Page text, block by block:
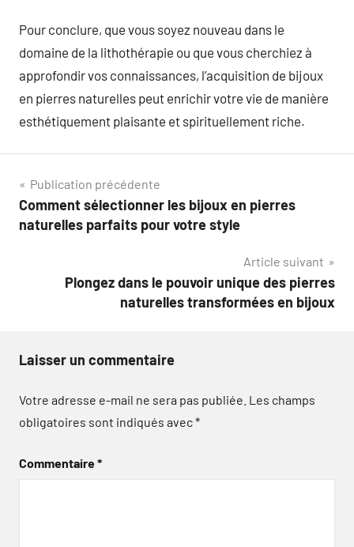
Pour conclure, que vous soyez nouveau dans le
domaine de la lithothérapie ou que vous cherchiez à
approfondir vos connaissances, l’acquisition de bijoux
en pierres naturelles peut enrichir votre vie de manière
esthétiquement plaisante et spirituellement riche.
Navigation
de
Publication précédente
Comment sélectionner les bijoux en pierres
naturelles parfaits pour votre style
Article suivant
Plongez dans le pouvoir unique des pierres
naturelles transformées en bijoux
Laisser un commentaire
Votre adresse e-mail ne sera pas publiée. Les champs
obligatoires sont indiqués avec*
Commentaire*